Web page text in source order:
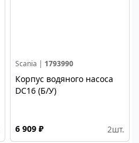
Scania | 1793990
Корпус водяного насоса
DC16 (Б/У)
6 909 ₽ 2шт.